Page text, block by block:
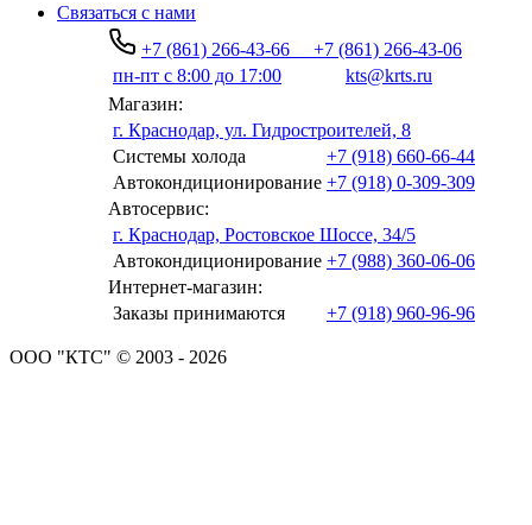
Связаться с нами
+7 (861) 266-43-66
+7 (861) 266-43-06
пн-пт с 8:00 до 17:00
kts@krts.ru
Магазин:
г. Краснодар, ул. Гидростроителей, 8
Системы холода
+7 (918) 660-66-44
Автокондиционирование +7 (918) 0-309-309
Автосервис:
г. Краснодар, Ростовское Шоссе, 34/5
Автокондиционирование +7 (988) 360-06-06
Интернет-магазин:
Заказы принимаются
+7 (918) 960-96-96
ООО "КТС" © 2003 - 2026